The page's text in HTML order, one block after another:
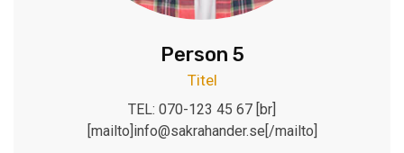
Person 5
Titel
TEL: 070-123 45 67 [br]
[mailto]info@sakrahander.se[/mailto]